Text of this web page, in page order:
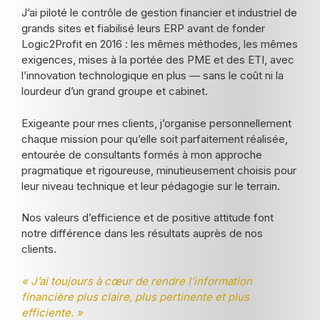
J’ai piloté le contrôle de gestion financier et industriel de
grands sites et fiabilisé leurs ERP avant de fonder
Logic2Profit en 2016 : les mêmes méthodes, les mêmes
exigences, mises à la portée des PME et des ETI, avec
l’innovation technologique en plus — sans le coût ni la
lourdeur d’un grand groupe et cabinet.
Exigeante pour mes clients, j’organise personnellement
chaque mission pour qu’elle soit parfaitement réalisée,
entourée de consultants formés à mon approche
pragmatique et rigoureuse, minutieusement choisis pour
leur niveau technique et leur pédagogie sur le terrain.
Nos valeurs d’efficience et de positive attitude font
notre différence dans les résultats auprès de nos
clients.
« J’ai toujours à cœur de rendre l’information
financière plus claire, plus pertinente et plus
efficiente. »